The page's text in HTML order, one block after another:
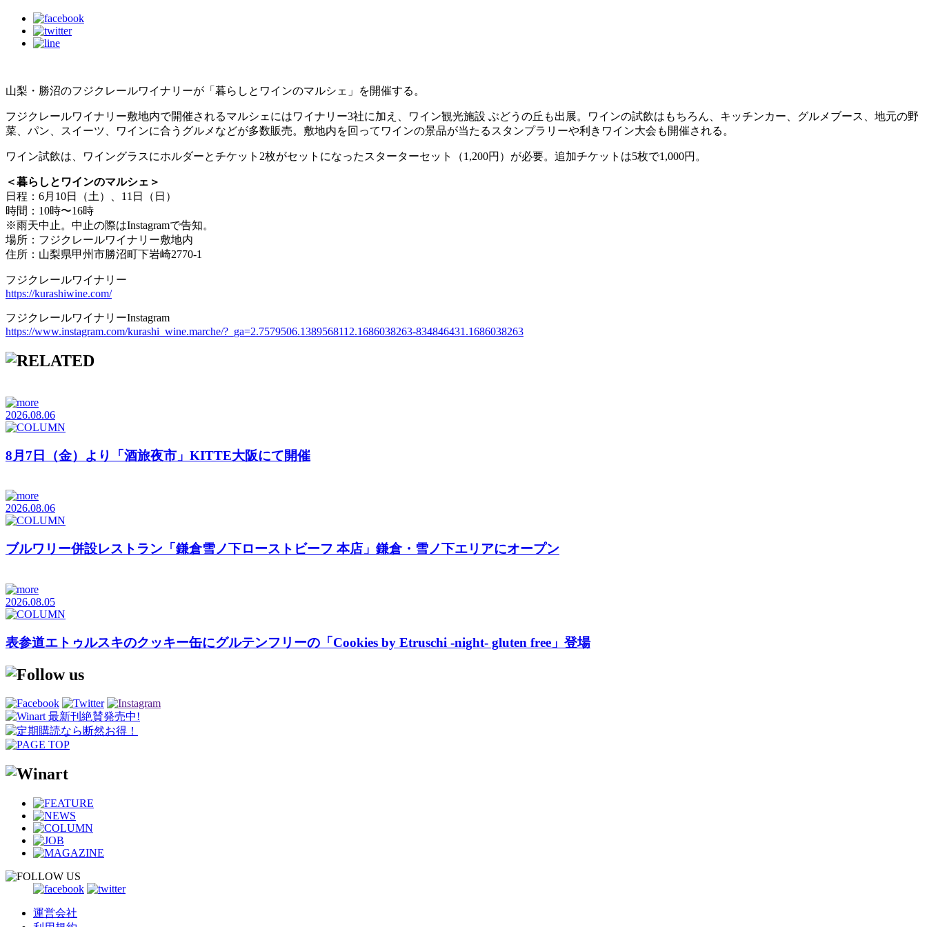
山梨・勝沼のフジクレールワイナリーが「暮らしとワインのマルシェ」を開催する。
フジクレールワイナリー敷地内で開催されるマルシェにはワイナリー3社に加え、ワイン観光施設 ぶどうの丘も出展。ワインの試飲はもちろん、キッチンカー、グルメブース、地元の野
菜、パン、スイーツ、ワインに合うグルメなどが多数販売。敷地内を回ってワインの景品が当たるスタンプラリーや利きワイン大会も開催される。
ワイン試飲は、ワイングラスにホルダーとチケット2枚がセットになったスターターセット（1,200円）が必要。追加チケットは5枚で1,000円。
＜暮らしとワインのマルシェ＞
日程：6月10日（土）、11日（日）
時間：10時〜16時
※雨天中止。中止の際はInstagramで告知。
場所：フジクレールワイナリー敷地内
住所：山梨県甲州市勝沼町下岩崎2770-1
フジクレールワイナリー
https://kurashiwine.com/
フジクレールワイナリーInstagram
https://www.instagram.com/kurashi_wine.marche/?_ga=2.7579506.1389568112.1686038263-834846431.1686038263
2026.08.06
8月7日（金）より「酒旅夜市」KITTE大阪にて開催
2026.08.06
ブルワリー併設レストラン「鎌倉雪ノ下ローストビーフ 本店」鎌倉・雪ノ下エリアにオープン
2026.08.05
表参道エトゥルスキのクッキー缶にグルテンフリーの「Cookies by Etruschi -night- gluten free」登場
運営会社